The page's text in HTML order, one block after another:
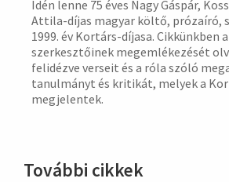
Idén lenne 75 éves Nagy Gáspár,
Attila-díjas magyar költő, prózaíró,
1999. év Kortárs-díjasa. Cikkünkben
szerkesztőinek megemlékezését
felidézve verseit és a róla szóló
tanulmányt és kritikát, melyek a
megjelentek.
További cikkek